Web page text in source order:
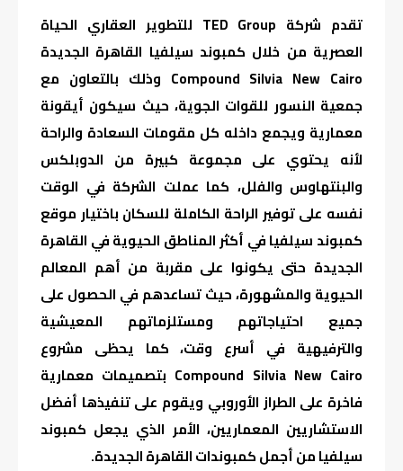
تقدم شركة TED Group للتطوير العقاري الحياة
العصرية من خلال كمبوند سيلفيا القاهرة الجديدة
Compound Silvia New Cairo وذلك بالتعاون مع
جمعية النسور للقوات الجوية، حيث سيكون أيقونة
معمارية ويجمع داخله كل مقومات السعادة والراحة
لأنه يحتوي على مجموعة كبيرة من الدوبلكس
والبنتهاوس والفلل، كما عملت الشركة في الوقت
نفسه على توفير الراحة الكاملة للسكان باختيار موقع
كمبوند سيلفيا في أكثر المناطق الحيوية في القاهرة
الجديدة حتى يكونوا على مقربة من أهم المعالم
الحيوية والمشهورة، حيث تساعدهم في الحصول على
جميع احتياجاتهم ومستلزماتهم المعيشية
والترفيهية في أسرع وقت، كما يحظى مشروع
Compound Silvia New Cairo بتصميمات معمارية
فاخرة على الطراز الأوروبي ويقوم على تنفيذها أفضل
الاستشاريين المعماريين، الأمر الذي يجعل كمبوند
سيلفيا من أجمل كمبوندات القاهرة الجديدة.